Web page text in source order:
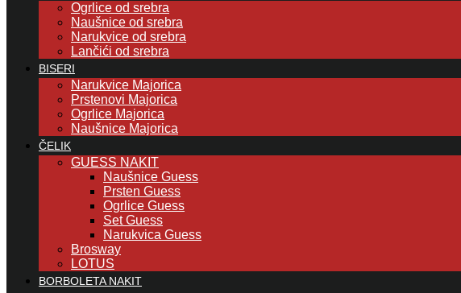
Ogrlice od srebra
Naušnice od srebra
Narukvice od srebra
Lančići od srebra
BISERI
Narukvice Majorica
Prstenovi Majorica
Ogrlice Majorica
Naušnice Majorica
ČELIK
GUESS NAKIT
Naušnice Guess
Prsten Guess
Ogrlice Guess
Set Guess
Narukvica Guess
Brosway
LOTUS
BORBOLETA NAKIT